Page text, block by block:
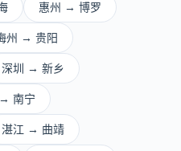
惠州 → 博罗
州 → 贵阳
深圳 → 新乡
南宁
湛江 → 曲靖